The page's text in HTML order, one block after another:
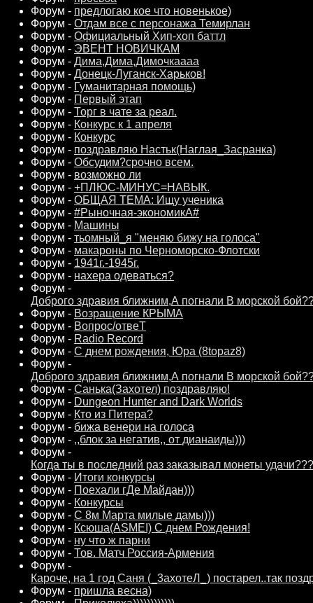
Форум - предлогаю кое что новенькое)
Форум - Отдам все с персонажа Темирлан
Форум - Официальный Хип-хоп баттл
Форум - ЭВЕНТ НОВИЧКАМ
Форум - Дима,Дима,Димочкаааа
Форум - Донецк-Луганск-Харьков!
Форум - Гуманитарная помощь)
Форум - Первый этап
Форум - Торг в чате за реал.
Форум - Конкурс к 1 апреля
Форум - Конкурс
Форум - поздравляю Настьк(Наглая_Засранка)
Форум - Обсудим?срочно всем.
Форум - возможно ли
Форум - +ПЛЮС-МИНУС=НАВЫК.
Форум - ОБЩАЯ ТЕМА: Ищу ученика
Форум - #Рыночная-экономикА#
Форум - Машины
Форум - тьомный_я "меняю бижу на голоса"
Форум - макароны по Черноморско-Флотски
Форум - 1941г.-1945г.
Форум - нахера одеваться?
Форум -
Доброго здравия ближним,А погнали В морской
Форум - Возращение КРЫМА
Форум - Вопрос/отвеТ
Форум - Radio Record
Форум - С днем рождения, Юра (8topaz8)
Форум -
Доброго здравия ближним,А погнали В морской
Форум - Санька(Захотел) поздравляю!
Форум - Dungeon Hunter and Dark Worlds
Форум - Кто из Питера?
Форум - бижа венери на голоса
Форум - ,,блок за негатив,, от дианаиды)))
Форум -
Когда ты в последний раз заказывал монеты удачи???
Форум - Итоги конкурсы
Форум - Поехали гДе Майдан)))
Форум - Конкурсы
Форум - С 8м Марта милые дамы)))
Форум - Ксюша(ASMEI) С днем Рождения!
Форум - ну что ж парни
Форум - Тов. Матч Россия-Армения
Форум -
Кароче, на 1 год Саня (_3ахотеЛ_) постарел..так
Форум - пришла весна)